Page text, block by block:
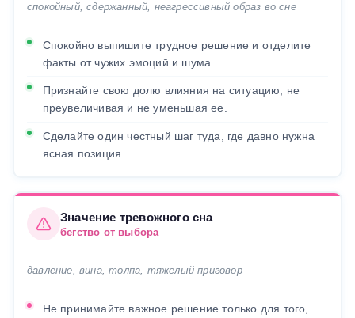
спокойный, сдержанный, неагрессивный образ во сне
Спокойно выпишите трудное решение и отделите
факты от чужих эмоций и шума.
Признайте свою долю влияния на ситуацию, не
преувеличивая и не уменьшая ее.
Сделайте один честный шаг туда, где давно нужна
ясная позиция.
Значение тревожного сна
бегство от выбора
давление, вина, толпа, тяжелый приговор
Не принимайте важное решение только для того,